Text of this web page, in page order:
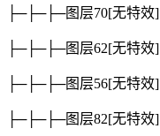
├─├─├─图层70[无特效]
├─├─├─图层62[无特效]
├─├─├─图层56[无特效]
├─├─├─图层82[无特效]